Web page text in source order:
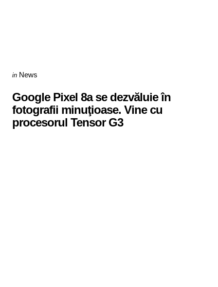
Categories
Posted
in News
Google Pixel 8a se dezvăluie în
fotografii minuţioase. Vine cu
procesorul Tensor G3